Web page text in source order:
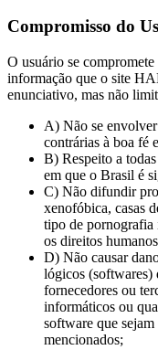
Compromisso do
O usuário se
informação que o site
enunciativo, mas não
A) Não se
contrárias à boa fé
B) Respeito a
em que o Brasil é
C) Não difundir
xenofóbica, casas
tipo de pornografia
os direitos
D) Não causar
lógicos
fornecedores ou
informáticos ou
software que sejam
mencionados;